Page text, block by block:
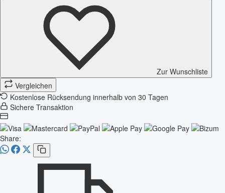
Zur Wunschliste
Vergleichen
Kostenlose Rücksendung innerhalb von 30 Tagen
Sichere Transaktion
Share: